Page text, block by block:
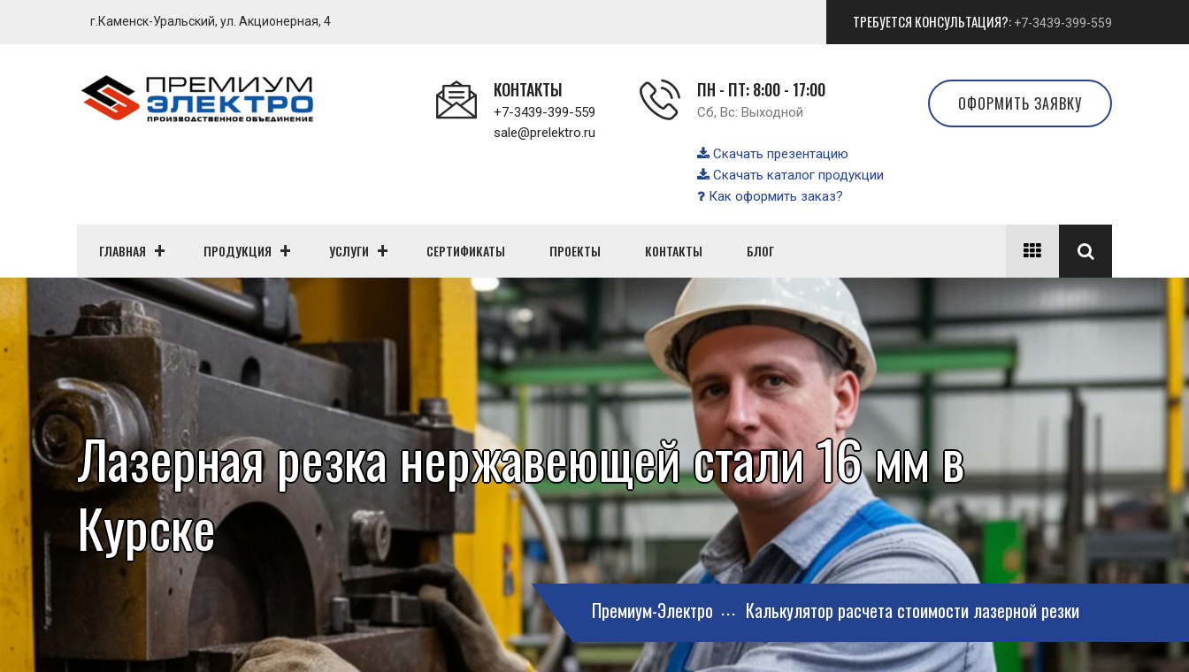
г.Каменск-Уральский, ул. Акционерная, 4 ТРЕБУЕТСЯ КОНСУЛЬТАЦИЯ?: +7-3439-399-559
КОНТАКТЫ
+7-3439-399-559
sale@prelektro.ru
ПН - ПТ: 8:00 - 17:00
Сб, Вс: Выходной
Скачать презентацию
Скачать каталог продукции
Как оформить заказ?
ОФОРМИТЬ ЗАЯВКУ
ГЛАВНАЯ ПРОДУКЦИЯ УСЛУГИ СЕРТИФИКАТЫ ПРОЕКТЫ КОНТАКТЫ БЛОГ
Лазерная резка нержавеющей стали 16 мм в
Курске
Премиум-Электро Калькулятор расчета стоимости лазерной резки